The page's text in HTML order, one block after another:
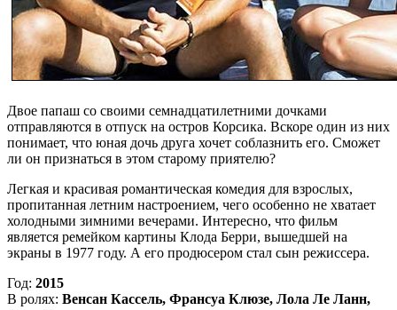
Двое папаш со своими семнадцатилетними дочками
отправляются в отпуск на остров Корсика. Вскоре один из них
понимает, что юная дочь друга хочет соблазнить его. Сможет
ли он признаться в этом старому приятелю?
Легкая и красивая романтическая комедия для взрослых,
пропитанная летним настроением, чего особенно не хватает
холодными зимними вечерами. Интересно, что фильм
является ремейком картины Клода Берри, вышедшей на
экраны в 1977 году. А его продюсером стал сын режиссера.
Год: 2015
В ролях: Венсан Кассель, Франсуа Клюзе, Лола Ле Ланн,